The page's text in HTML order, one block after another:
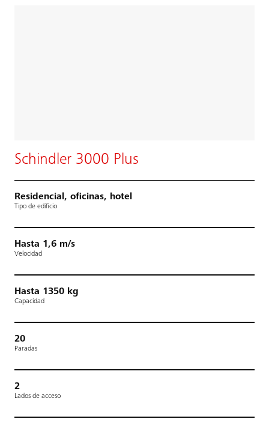
Schindler 3000 Plus
Residencial, oficinas, hotel
Tipo de edificio
Hasta 1,6 m/s
Velocidad
Hasta 1350 kg
Capacidad
20
Paradas
2
Lados de acceso